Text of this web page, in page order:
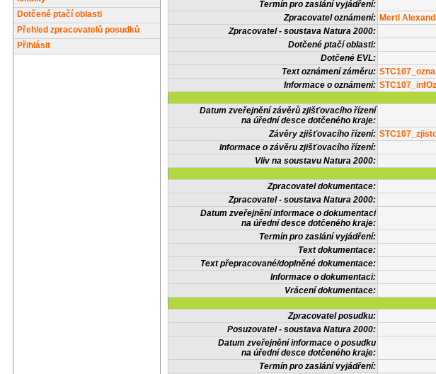
Dotčené ptačí oblasti
Přehled zpracovatelů posudků
Přihlásit
Termín pro zaslání vyjádření:
Zpracovatel oznámení: Mertl
Zpracovatel - soustava Natura 2000:
Dotčené ptačí oblasti:
Dotčené EVL:
Text oznámení záměru:
Informace o oznámení:
Datum zveřejnění závěrů zjišťovacího řízení
na úřední desce dotčeného kraje:
Závěry zjišťovacího řízení:
Informace o závěru zjišťovacího řízení:
Vliv na soustavu Natura 2000:
Zpracovatel dokumentace:
Zpracovatel - soustava Natura 2000:
Datum zveřejnění informace o dokumentaci
na úřední desce dotčeného kraje:
Termín pro zaslání vyjádření:
Text dokumentace:
Text přepracované/doplněné dokumentace:
Informace o dokumentaci:
Vrácení dokumentace:
Zpracovatel posudku:
Posuzovatel - soustava Natura 2000:
Datum zveřejnění informace o posudku
na úřední desce dotčeného kraje:
Termín pro zaslání vyjádření: